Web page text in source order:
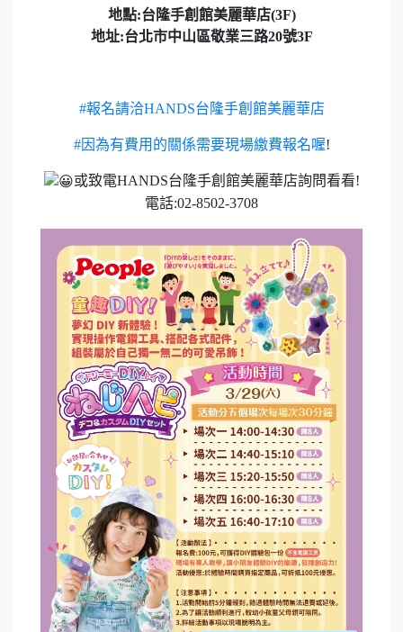
地點:台隆手創館美麗華店(3F)
地址:台北市中山區敬業三路20號3F
#報名請洽HANDS台隆手創館美麗華店
#因為有費用的關係需要現場繳費報名喔!
或致電HANDS台隆手創館美麗華店詢問看看!
電話:02-8502-3708